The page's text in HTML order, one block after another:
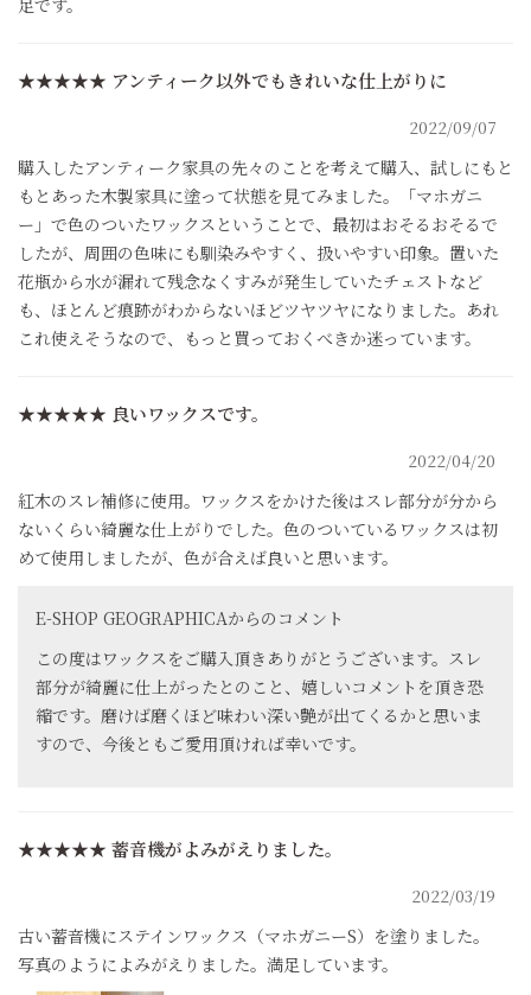
★★★★★ アンティーク以外でもきれいな仕上がりに
2022/09/07
購入したアンティーク家具の先々のことを考えて購入、試しにもと
もとあった木製家具に塗って状態を見てみました。「マホガニ
ー」で色のついたワックスということで、最初はおそるおそるで
したが、周囲の色味にも馴染みやすく、扱いやすい印象。置いた
花瓶から水が漏れて残念なくすみが発生していたチェストなど
も、ほとんど痕跡がわからないほどツヤツヤになりました。あれ
これ使えそうなので、もっと買っておくべきか迷っています。
★★★★★ 良いワックスです。
2022/04/20
紅木のスレ補修に使用。ワックスをかけた後はスレ部分が分から
ないくらい綺麗な仕上がりでした。色のついているワックスは初
めて使用しましたが、色が合えば良いと思います。
E-SHOP GEOGRAPHICAからのコメント
この度はワックスをご購入頂きありがとうございます。スレ
部分が綺麗に仕上がったとのこと、嬉しいコメントを頂き恐
縮です。磨けば磨くほど味わい深い艶が出てくるかと思いま
すので、今後ともご愛用頂ければ幸いです。
★★★★★ 蓄音機がよみがえりました。
2022/03/19
古い蓄音機にステインワックス（マホガニーS）を塗りました。
写真のようによみがえりました。満足しています。